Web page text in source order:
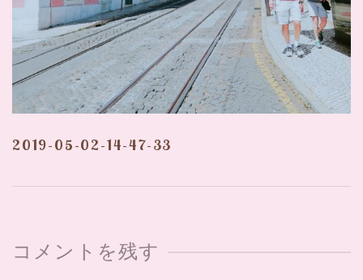
2019-05-02-14-47-33
コメントを残す